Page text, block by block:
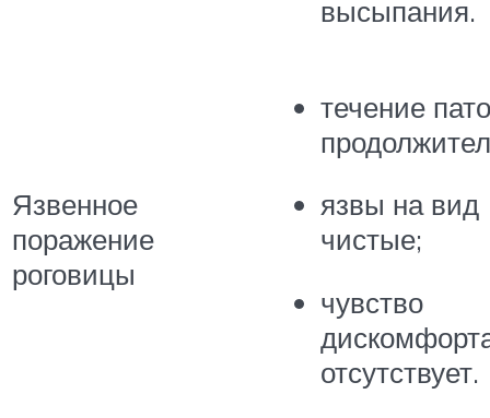
высыпания.
Язвенное
поражение
роговицы
течение
язвы на вид
чистые;
чувство
отсутствует.